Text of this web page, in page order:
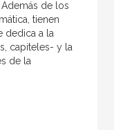
de los
tienen
dedica a la
capiteles- y la
de la